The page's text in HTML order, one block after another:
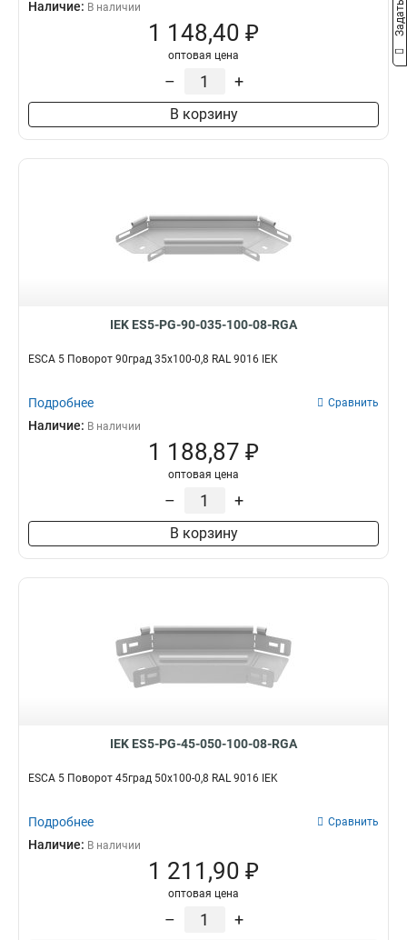
Наличие: В наличии
1 148,40 ₽
оптовая цена
– +
В корзину
IEK ES5-PG-90-035-100-08-RGA
ESCA 5 Поворот 90град 35х100-0,8 RAL 9016 IEK
Подробнее Сравнить
Наличие: В наличии
1 188,87 ₽
оптовая цена
– +
В корзину
IEK ES5-PG-45-050-100-08-RGA
ESCA 5 Поворот 45град 50х100-0,8 RAL 9016 IEK
Подробнее Сравнить
Наличие: В наличии
1 211,90 ₽
оптовая цена
– +